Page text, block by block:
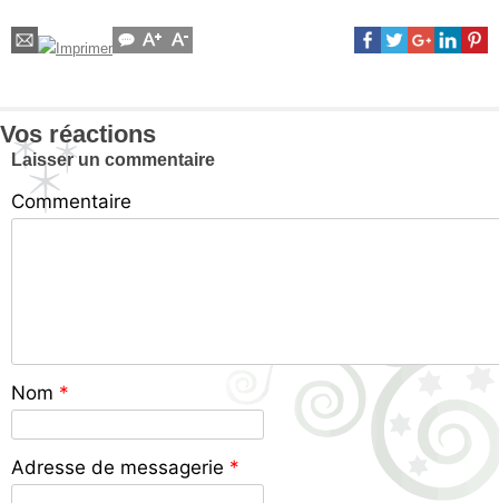
Vos réactions
Laisser un commentaire
Commentaire
Nom *
Adresse de messagerie *